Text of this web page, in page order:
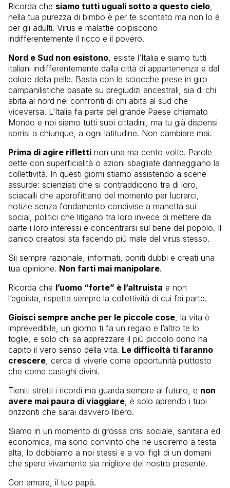
Ricorda che siamo tutti uguali sotto a questo cielo
nella tua purezza di bimbo è per te scontato ma non lo è
per gli adulti. Virus e malattie colpiscono
indifferentemente il ricco e il povero.
Nord e Sud non esistono , esiste l’Italia e siamo tutti
italiani indifferentemente dalla città di appartenenza e dal
colore della pelle. Basta con le sciocche prese in giro
campanilistiche basate su pregiudizi ancestrali, sia di chi
abita al nord nei confronti di chi abita al sud che
viceversa. L’Italia fa parte del grande Paese chiamato
Mondo e noi siamo tutti suoi cittadini, ma tu già dispensi
sorrisi a chiunque, a ogni latitudine. Non cambiare mai.
Prima di agire rifletti non una ma cento volte. Parole
dette con superficialità o azioni sbagliate danneggiano la
collettività. In questi giorni stiamo assistendo a scene
assurde: scienziati che si contraddicono tra di loro,
sciacalli che approfittano del momento per lucrarci,
notizie senza fondamento condivise a manetta sui
social, politici che litigano tra loro invece di mettere da
parte i loro interessi e concentrarsi sul bene del popolo. Il
panico creatosi sta facendo più male del virus stesso.
Sii sempre razionale, informati, poniti dubbi e creati una
tua opinione. Non farti mai manipolare.
Ricorda che l’uomo “forte” è l’altruista e non
l’egoista, rispetta sempre la collettività di cui fai parte.
Gioisci sempre anche per le piccole cose , la vita è
imprevedibile, un giorno ti fa un regalo e l’altro te lo
toglie, e solo chi sa apprezzare il più piccolo dono ha
capito il vero senso della vita. Le difficoltà ti faranno
crescere , cerca di viverle come opportunità piuttosto
che come castighi divini.
Tieniti stretti i ricordi ma guarda sempre al futuro, e non
avere mai paura di viaggiare , è solo aprendo i tuoi
orizzonti che sarai davvero libero.
Siamo in un momento di grossa crisi sociale, sanitaria ed
economica, ma sono convinto che ne usciremo a testa
alta, lo dobbiamo a noi stessi e a voi figli di un domani
che spero vivamente sia migliore del nostro presente.
Con amore, il tuo papà.